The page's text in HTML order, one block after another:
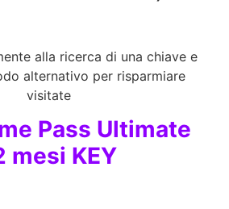
alla ricerca di una chiave e
alternativo per risparmiare
visitate
Pass Ultimate
mesi KEY